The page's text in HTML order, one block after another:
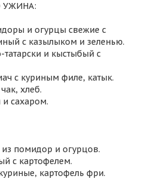
УЖИНА:
и огурцы свежие с
с казылыком и зеленью.
татарски и кыстыбый с
с куриным филе, катык.
хлеб.
сахаром.
из помидор и огурцов.
с картофелем.
картофель фри.